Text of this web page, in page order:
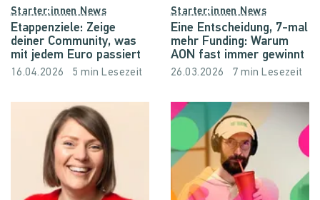
Starter:innen News
Etappenziele: Zeige
deiner Community, was
mit jedem Euro passiert
16.04.2026 5 min Lesezeit
Starter:innen News
Eine Entscheidung, 7-mal
mehr Funding: Warum
AON fast immer gewinnt
26.03.2026 7 min Lesezeit